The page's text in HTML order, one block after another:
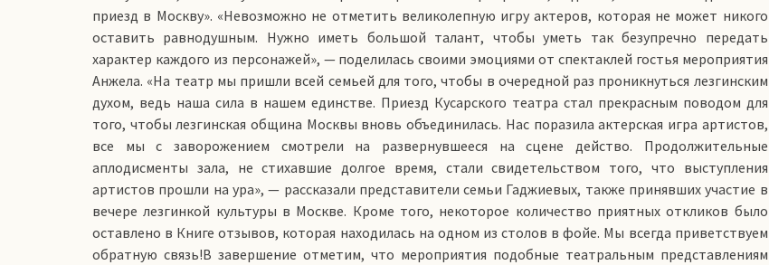
приезд в Москву». «Невозможно не отметить великолепную игру актеров, которая не может никого
оставить равнодушным. Нужно иметь большой талант, чтобы уметь так безупречно передать
характер каждого из персонажей», — поделилась своими эмоциями от спектаклей гостья мероприятия
Анжела. «На театр мы пришли всей семьей для того, чтобы в очередной раз проникнуться лезгинским
духом, ведь наша сила в нашем единстве. Приезд Кусарского театра стал прекрасным поводом для
того, чтобы лезгинская община Москвы вновь объединилась. Нас поразила актерская игра артистов,
все мы с заворожением смотрели на развернувшееся на сцене действо. Продолжительные
аплодисменты зала, не стихавшие долгое время, стали свидетельством того, что выступления
артистов прошли на ура», — рассказали представители семьи Гаджиевых, также принявших участие в
вечере лезгинкой культуры в Москве. Кроме того, некоторое количество приятных откликов было
оставлено в Книге отзывов, которая находилась на одном из столов в фойе. Мы всегда приветствуем
обратную связь!В завершение отметим, что мероприятия подобные театральным представлениям